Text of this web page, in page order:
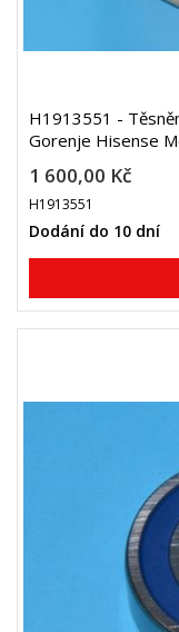
H1913551 -
Gorenje Hisense
1 600,00 Kč
H1913551
Dodání do 10 dní